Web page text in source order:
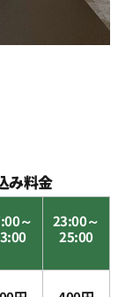
み料金
～
23:00～
25:00